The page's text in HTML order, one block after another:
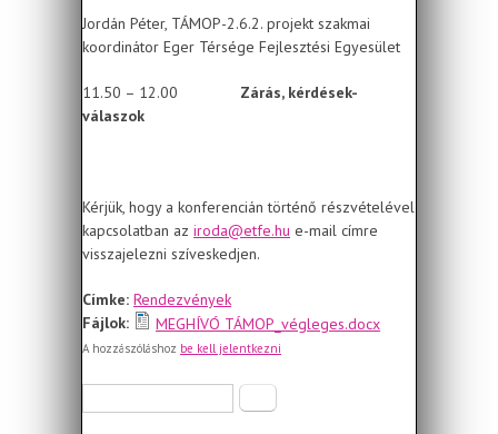
Jordán Péter, TÁMOP-2.6.2. projekt szakmai
koordinátor Eger Térsége Fejlesztési Egyesület
11.50 – 12.00 Zárás, kérdések-
válaszok
Kérjük, hogy a konferencián történő részvételével
kapcsolatban az iroda@etfe.hu e-mail címre
visszajelezni szíveskedjen.
Címke: Rendezvények
Fájlok:
MEGHÍVÓ TÁMOP_végleges.docx
A hozzászóláshoz be kell jelentkezni
Keresés